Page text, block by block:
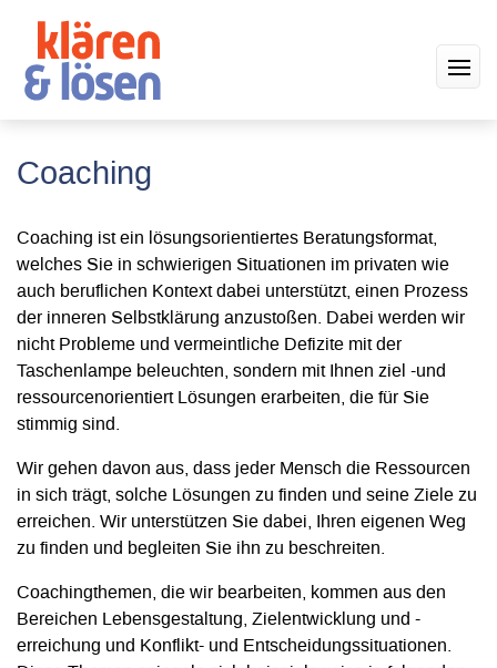
Coaching
Coaching ist ein lösungsorientiertes Beratungsformat,
welches Sie in schwierigen Situationen im privaten wie
auch beruflichen Kontext dabei unterstützt, einen Prozess
der inneren Selbstklärung anzustoßen. Dabei werden wir
nicht Probleme und vermeintliche Defizite mit der
Taschenlampe beleuchten, sondern mit Ihnen ziel -und
ressourcenorientiert Lösungen erarbeiten, die für Sie
stimmig sind.
Wir gehen davon aus, dass jeder Mensch die Ressourcen
in sich trägt, solche Lösungen zu finden und seine Ziele zu
erreichen. Wir unterstützen Sie dabei, Ihren eigenen Weg
zu finden und begleiten Sie ihn zu beschreiten.
Coachingthemen, die wir bearbeiten, kommen aus den
Bereichen Lebensgestaltung, Zielentwicklung und -
erreichung und Konflikt- und Entscheidungssituationen.